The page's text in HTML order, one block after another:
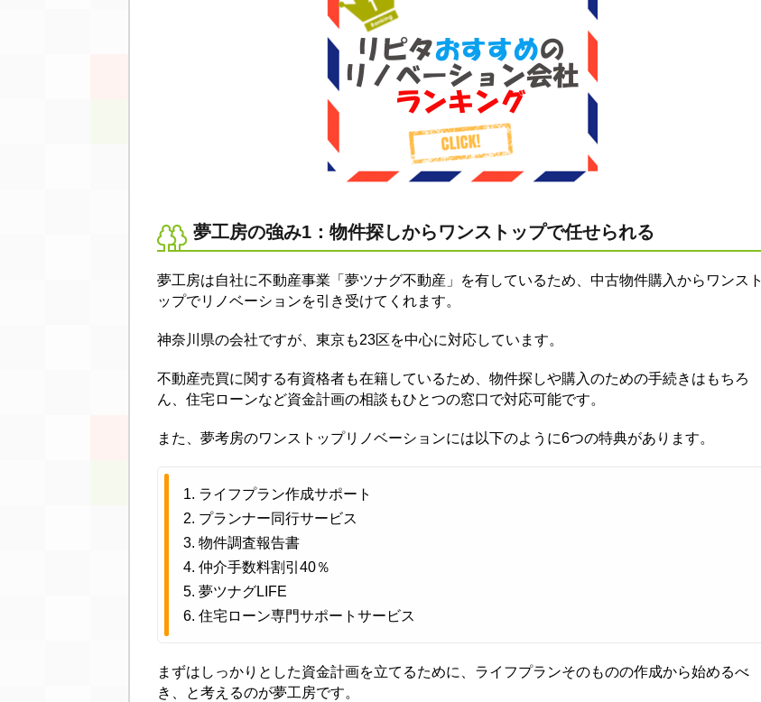
夢工房の強み1：物件探しからワンストップで任せられる
夢工房は自社に不動産事業「夢ツナグ不動産」を有しているため、中古物件購入からワンスト
ップでリノベーションを引き受けてくれます。
神奈川県の会社ですが、東京も23区を中心に対応しています。
不動産売買に関する有資格者も在籍しているため、物件探しや購入のための手続きはもちろ
ん、住宅ローンなど資金計画の相談もひとつの窓口で対応可能です。
また、夢考房のワンストップリノベーションには以下のように6つの特典があります。
ライフプラン作成サポート
プランナー同行サービス
物件調査報告書
仲介手数料割引40％
夢ツナグLIFE
住宅ローン専門サポートサービス
まずはしっかりとした資金計画を立てるために、ライフプランそのものの作成から始めるべ
き、と考えるのが夢工房です。